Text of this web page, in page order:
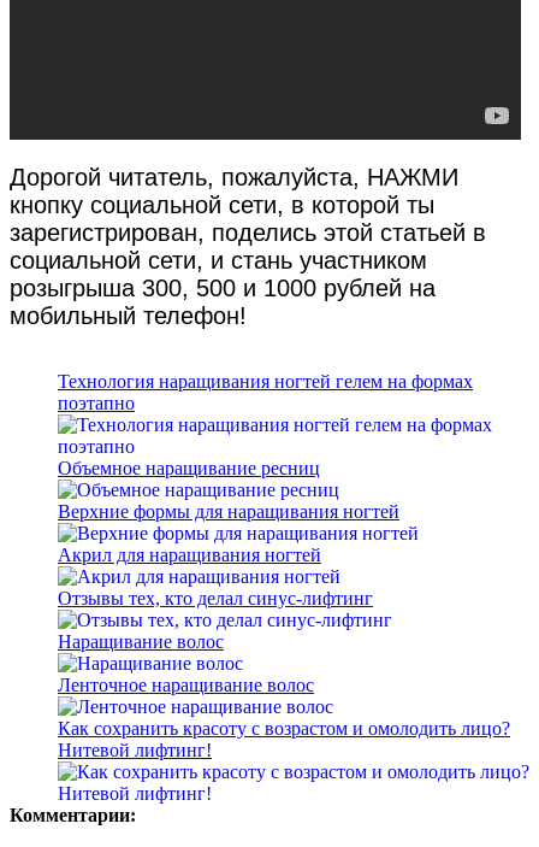
Дорогой читатель, пожалуйста, НАЖМИ
кнопку социальной сети, в которой ты
зарегистрирован, поделись этой статьей в
социальной сети, и стань участником
розыгрыша 300, 500 и 1000 рублей на
мобильный телефон!
Технология наращивания ногтей гелем на формах
поэтапно
Объемное наращивание ресниц
Верхние формы для наращивания ногтей
Акрил для наращивания ногтей
Отзывы тех, кто делал синус-лифтинг
Наращивание волос
Ленточное наращивание волос
Как сохранить красоту с возрастом и омолодить лицо?
Нитевой лифтинг!
Комментарии: